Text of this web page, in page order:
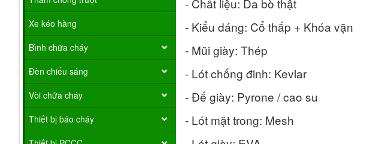
- Chất liệu: Da bò thật
- Kiểu dáng: Cổ thấp + Khóa vặn
- Mũi giày: Thép
- Lót chống đinh: Kevlar
- Đế giày: Pyrone / cao su
- Lót mặt trong: Mesh
Xe kéo hàng
Bình chữa cháy
Đèn chiếu sáng
Vòi chữa cháy
Thiết bị báo cháy